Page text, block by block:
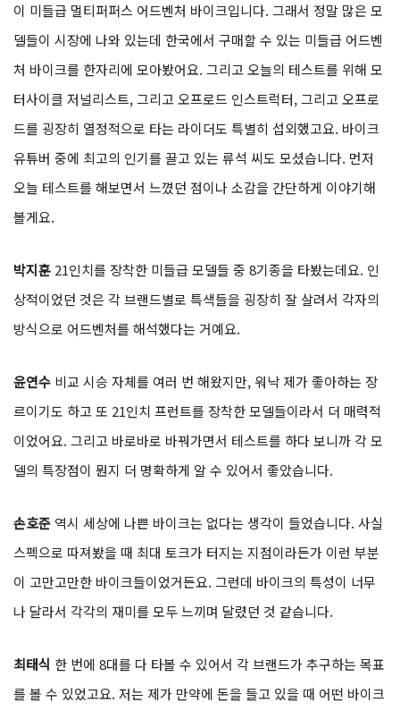
이 미들급 멀티퍼퍼스 어드벤처 바이크입니다. 그래서 정말 많은 모
델들이 시장에 나와 있는데 한국에서 구매할 수 있는 미들급 어드벤
처 바이크를 한자리에 모아봤어요. 그리고 오늘의 테스트를 위해 모
터사이클 저널리스트, 그리고 오프로드 인스트럭터, 그리고 오프로
드를 굉장히 열정적으로 타는 라이더도 특별히 섭외했고요. 바이크
유튜버 중에 최고의 인기를 끌고 있는 류석 씨도 모셨습니다. 먼저
오늘 테스트를 해보면서 느꼈던 점이나 소감을 간단하게 이야기해
볼게요.
박지훈 21인치를 장착한 미들급 모델들 중 8기종을 타봤는데요. 인
상적이었던 것은 각 브랜드별로 특색들을 굉장히 잘 살려서 각자의
방식으로 어드벤처를 해석했다는 거예요.
윤연수 비교 시승 자체를 여러 번 해왔지만, 워낙 제가 좋아하는 장
르이기도 하고 또 21인치 프런트를 장착한 모델들이라서 더 매력적
이었어요. 그리고 바로바로 바꿔가면서 테스트를 하다 보니까 각 모
델의 특장점이 뭔지 더 명확하게 알 수 있어서 좋았습니다.
손호준 역시 세상에 나쁜 바이크는 없다는 생각이 들었습니다. 사실
스펙으로 따져봤을 때 최대 토크가 터지는 지점이라든가 이런 부분
이 고만고만한 바이크들이었거든요. 그런데 바이크의 특성이 너무
나 달라서 각각의 재미를 모두 느끼며 달렸던 것 같습니다.
최태식 한 번에 8대를 다 타볼 수 있어서 각 브랜드가 추구하는 목표
를 볼 수 있었고요. 저는 제가 만약에 돈을 들고 있을 때 어떤 바이크